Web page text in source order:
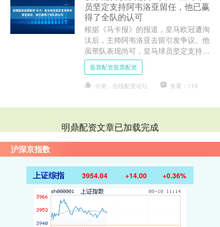
员坚定支持阿韦洛亚留任，他已赢
得了全队的认可
根据《马卡报》的报道，皇马欧冠遭淘
汰后，主帅阿韦洛亚去留引发争议。他
虽带队表现尚可，皇马球员坚定支持他
留任，但球队大概率赛季无冠，面临下
课风险，俱乐部需权衡是否....
股票配资股票配资
分类：在线配资论坛 查看：110
明鼎配资文章已加载完成
沪深京指数
上证综指 3954.04 +14.00 +0.36%